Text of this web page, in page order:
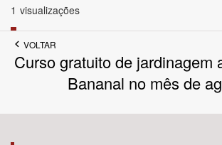
1 visualizações
VOLTAR
Curso gratuito de jardinagem
Bananal no mês de